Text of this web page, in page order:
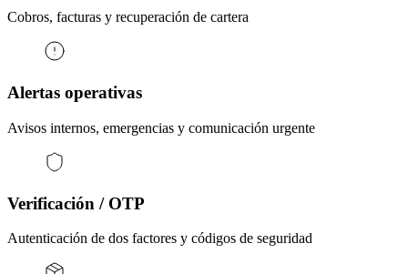
Cobros, facturas y recuperación de cartera
Alertas operativas
Avisos internos, emergencias y comunicación urgente
Verificación / OTP
Autenticación de dos factores y códigos de seguridad